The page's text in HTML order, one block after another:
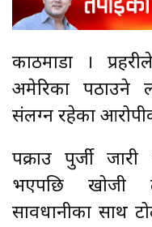
काठमाडौँ ।
अमेरिका पठाउने
संलग्न रहेका
पक्राउ पुर्जी
भएपछि खोजी
सावधानीका साथ